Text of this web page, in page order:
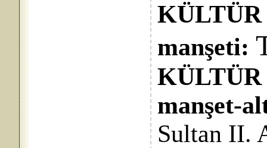
KÜLTÜR
manşeti:
KÜLTÜR
manşet-
Sultan II.